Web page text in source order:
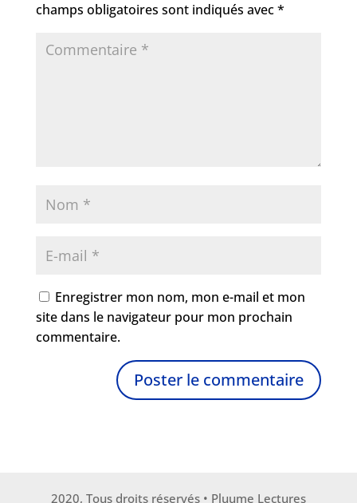
champs obligatoires sont indiqués avec*
Enregistrer mon nom, mon e-mail et mon
site dans le navigateur pour mon prochain
commentaire.
2020, Tous droits réservés • Pluume Lectures